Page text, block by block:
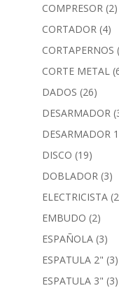
COMPRESOR (2)
CORTADOR (4)
CORTAPERNOS
CORTE METAL
DADOS (26)
DESARMADOR
DESARMADOR 1
DISCO (19)
DOBLADOR (3)
ELECTRICISTA
EMBUDO (2)
ESPAÑOLA (3)
ESPATULA 2" (3)
ESPATULA 3" (3)